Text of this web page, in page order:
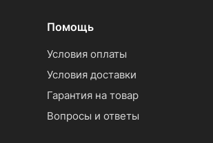
Помощь
Условия оплаты
Условия доставки
Гарантия на товар
Вопросы и ответы